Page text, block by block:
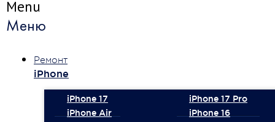
Menu
Меню
Ремонт
iPhone
iPhone 17
iPhone 17 Pro
iPhone Air
iPhone 16